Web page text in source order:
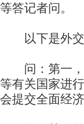
等答记者问。
以下是外交
问：第一，
等有关国家进
会提交全面经